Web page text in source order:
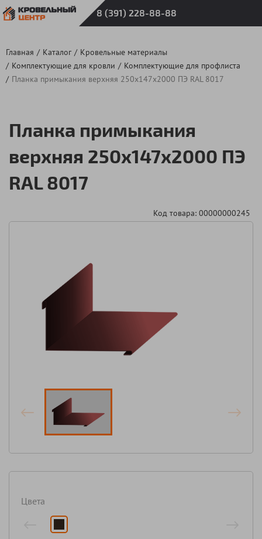
8 (391) 228-88-88
Главная Каталог
Кровельные материалы
Комплектующие для кровли
Комплектующие для профлиста
Планка примыкания верхняя 250х147х2000 ПЭ RAL 8017
Планка примыкания
верхняя 250х147х2000 ПЭ
RAL 8017
Код товара: 00000000245
Цвета